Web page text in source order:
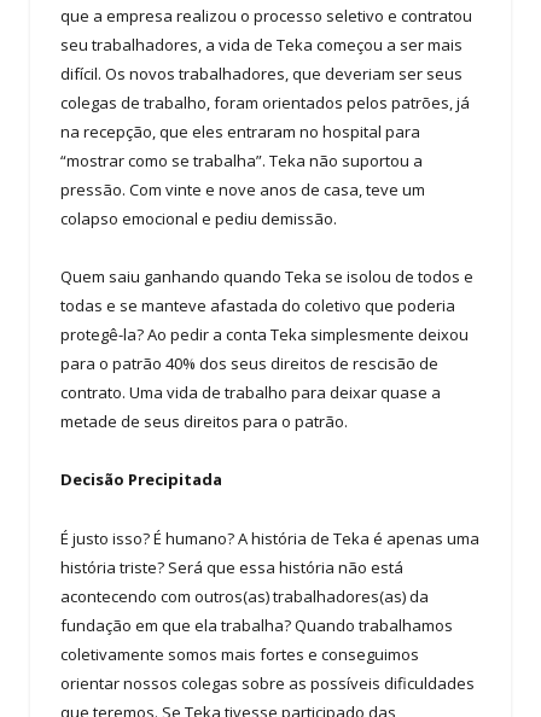
que a empresa realizou o processo seletivo e contratou
seu trabalhadores, a vida de Teka começou a ser mais
difícil. Os novos trabalhadores, que deveriam ser seus
colegas de trabalho, foram orientados pelos patrões, já
na recepção, que eles entraram no hospital para
“mostrar como se trabalha”. Teka não suportou a
pressão. Com vinte e nove anos de casa, teve um
colapso emocional e pediu demissão.
Quem saiu ganhando quando Teka se isolou de todos e
todas e se manteve afastada do coletivo que poderia
protegê-la? Ao pedir a conta Teka simplesmente deixou
para o patrão 40% dos seus direitos de rescisão de
contrato. Uma vida de trabalho para deixar quase a
metade de seus direitos para o patrão.
Decisão Precipitada
É justo isso? É humano? A história de Teka é apenas uma
história triste? Será que essa história não está
acontecendo com outros(as) trabalhadores(as) da
fundação em que ela trabalha? Quando trabalhamos
coletivamente somos mais fortes e conseguimos
orientar nossos colegas sobre as possíveis dificuldades
que teremos. Se Teka tivesse participado das